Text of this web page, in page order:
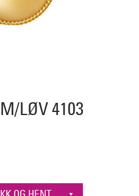
LØV 4103